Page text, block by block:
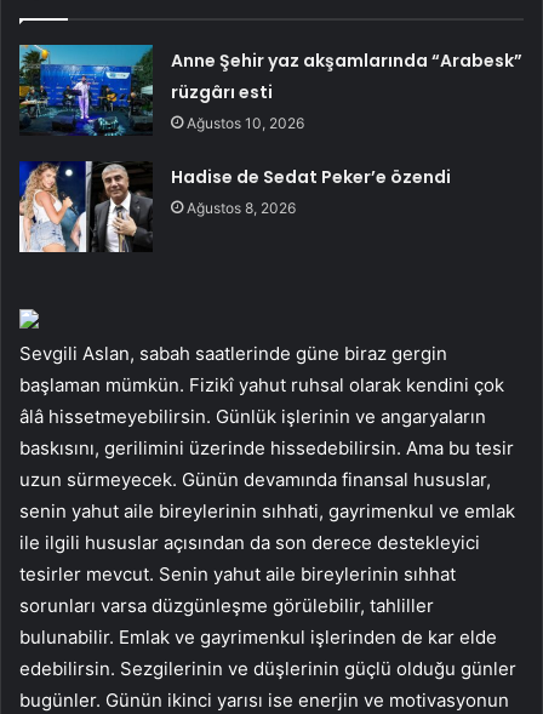
Anne Şehir yaz akşamlarında “Arabesk”
rüzgârı esti
Ağustos 10, 2026
Hadise de Sedat Peker’e özendi
Ağustos 8, 2026
Sevgili Aslan, sabah saatlerinde güne biraz gergin
başlaman mümkün. Fizikî yahut ruhsal olarak kendini çok
âlâ hissetmeyebilirsin. Günlük işlerinin ve angaryaların
baskısını, gerilimini üzerinde hissedebilirsin. Ama bu tesir
uzun sürmeyecek. Günün devamında finansal hususlar,
senin yahut aile bireylerinin sıhhati, gayrimenkul ve emlak
ile ilgili hususlar açısından da son derece destekleyici
tesirler mevcut. Senin yahut aile bireylerinin sıhhat
sorunları varsa düzgünleşme görülebilir, tahliller
bulunabilir. Emlak ve gayrimenkul işlerinden de kar elde
edebilirsin. Sezgilerinin ve düşlerinin güçlü olduğu günler
bugünler. Günün ikinci yarısı ise enerjin ve motivasyonun